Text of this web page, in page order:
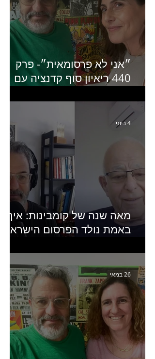
״אני לא פרסומאית״- פרק
440 ריאיון סוף קדנציה עם
מנכ״לית באומן בר ריבנאי
מאה שנה של קומבינות: איך
באמת נולד הפרסום
מחבר הספר "מסע פרסום:
פרקים בחיי הפרסום
4 ביוני
26 במאי